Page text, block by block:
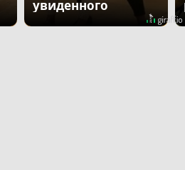
увиденного